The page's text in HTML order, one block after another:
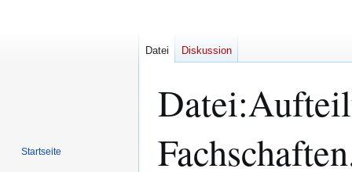
Datei:
Datei Diskussion
Startseite